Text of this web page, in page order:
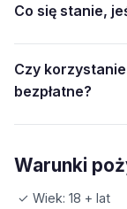
Co się stanie,
Czy
bezpłatne?
Warunki
✓ Wiek: 18 + lat